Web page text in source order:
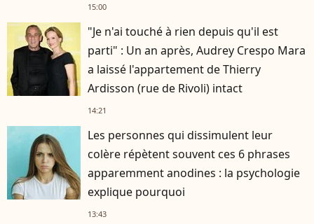
15:00
"Je n'ai touché à rien depuis qu'il est
parti" : Un an après, Audrey Crespo Mara
a laissé l'appartement de Thierry
Ardisson (rue de Rivoli) intact
14:21
Les personnes qui dissimulent leur
colère répètent souvent ces 6 phrases
apparemment anodines : la psychologie
explique pourquoi
13:43